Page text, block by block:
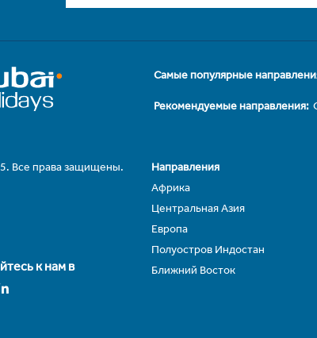
Самые популярные
Рекомендуемые направления:
Все права защищены.
к нам в
Направления
Африка
Центральная Азия
Европа
Полуостров Индостан
Ближний Восток